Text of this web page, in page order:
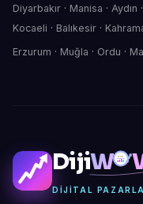
Diyarbakır · Manisa · Aydın ·
Kocaeli · Balıkesir ·
Erzurum · Muğla · Ordu ·
DijiW
DIJITAL